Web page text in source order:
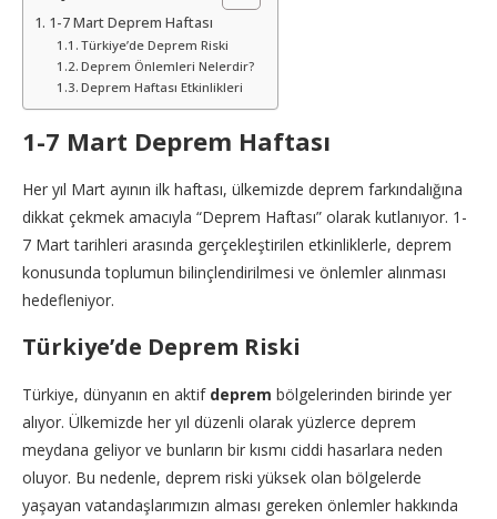
1-7 Mart Deprem Haftası
Türkiye’de Deprem Riski
Deprem Önlemleri Nelerdir?
Deprem Haftası Etkinlikleri
1-7 Mart Deprem Haftası
Her yıl Mart ayının ilk haftası, ülkemizde deprem farkındalığına
dikkat çekmek amacıyla “Deprem Haftası” olarak kutlanıyor. 1-
7 Mart tarihleri arasında gerçekleştirilen etkinliklerle, deprem
konusunda toplumun bilinçlendirilmesi ve önlemler alınması
hedefleniyor.
Türkiye’de Deprem Riski
Türkiye, dünyanın en aktif deprem bölgelerinden birinde yer
alıyor. Ülkemizde her yıl düzenli olarak yüzlerce deprem
meydana geliyor ve bunların bir kısmı ciddi hasarlara neden
oluyor. Bu nedenle, deprem riski yüksek olan bölgelerde
yaşayan vatandaşlarımızın alması gereken önlemler hakkında